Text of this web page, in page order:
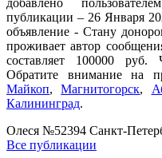
публикации – 26 Января
объявление - Стану
проживает автор
составляет 100000
Обратите внимание на
Майкоп,Магнитогорск,
Калининград.
Олеся №52394 Санкт-
Все публикации